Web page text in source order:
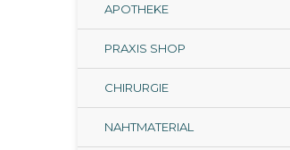
APOTHEKE
PRAXIS SHOP
CHIRURGIE
NAHTMATERIAL